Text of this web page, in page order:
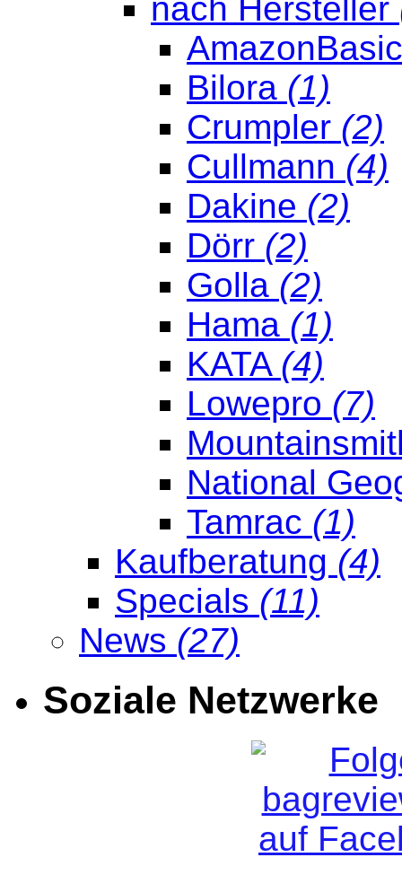
nach Hersteller
Bilora (1)
Crumpler (2)
Cullmann (4)
Dakine (2)
Dörr (2)
Golla (2)
Hama (1)
KATA (4)
Lowepro (7)
National
Tamrac (1)
Kaufberatung (4)
Specials (11)
News (27)
Soziale Netzwerke